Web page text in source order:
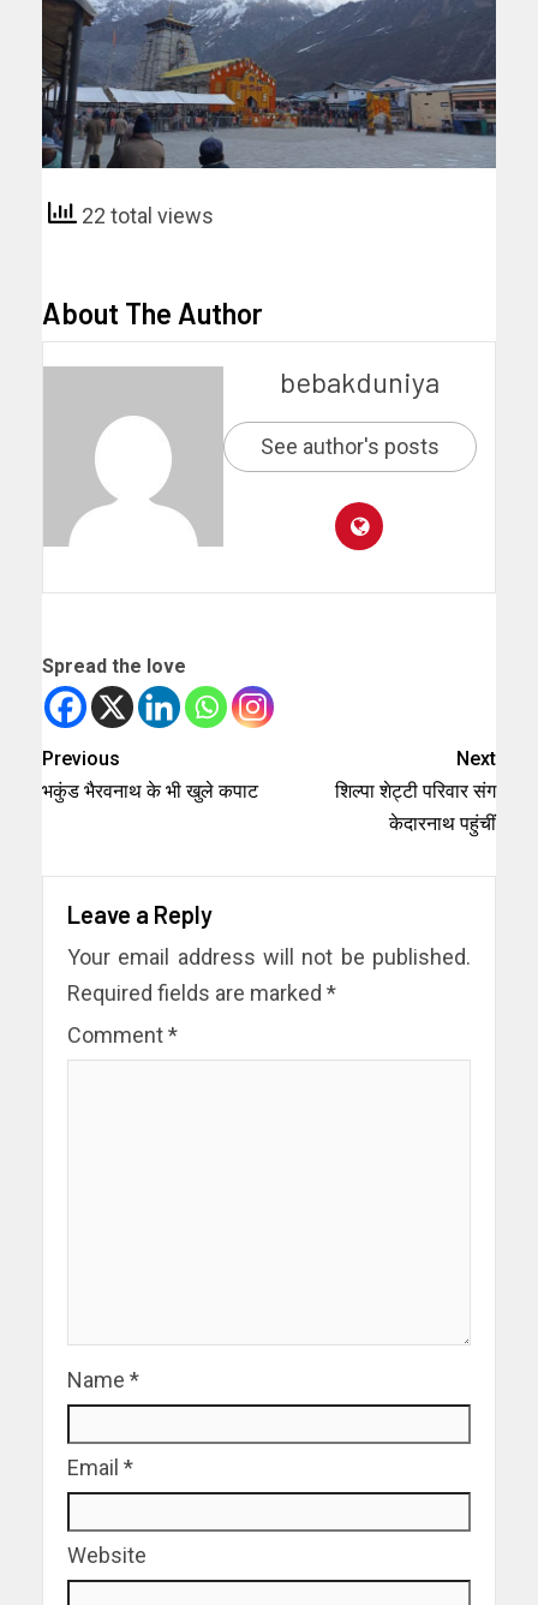
22 total views
About The Author
bebakduniya
See author's posts
Spread the love
Previous
भकुंड भैरवनाथ के भी खुले कपाट
Next
शिल्पा शेट्टी परिवार संग
केदारनाथ पहुंचीं
Leave a Reply
Your email address will not be published.
Required fields are marked *
Comment*
Name *
Email *
Website